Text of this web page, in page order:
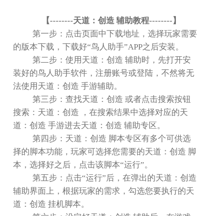
【--------天道：创造 辅助教程-------- 】
第一步：点击页面中下载地址，选择玩家需要
的版本下载，下载好“鸟人助手”APP之后安装。
第二步：使用天道：创造 辅助时，先打开安
装好的鸟人助手软件，注册账号或登陆，不然将无
法使用天道：创造 手游辅助。
第三步：查找天道：创造 或者点击搜索按钮
搜索：天道：创造 ，在搜索结果中选择对应的天
道：创造 手游进去天道：创造 辅助专区。
第四步：天道：创造 脚本专区有多个可供选
择的脚本功能，玩家可选择您需要的天道：创造 脚
本，选择好之后，点击该脚本“运行”。
第五步：点击“运行”后，在弹出的天道：创造
辅助界面上，根据玩家的需求，勾选您要执行的天
道：创造 挂机脚本。